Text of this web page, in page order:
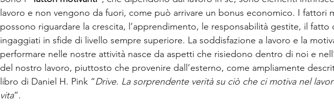
lavoro e non vengono da fuori, come può arrivare un bonus economico. I fattori
possono riguardare la crescita, l’apprendimento, le responsabilità gestite, il fatto
ingaggiati in sfide di livello sempre superiore. La soddisfazione a lavoro e la
performare nelle nostre attività nasce da aspetti che risiedono dentro di noi e
del nostro lavoro, piuttosto che provenire dall’esterno, come ampliamente
libro di Daniel H. Pink “Drive. La sorprendente verità su ciò che ci motiva nel
vita”.